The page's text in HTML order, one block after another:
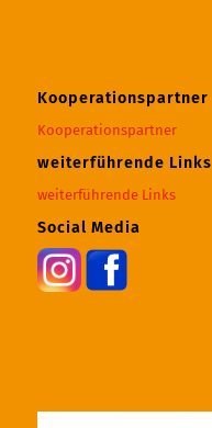
Kooperationspartner
Kooperationspartner
weiterführende Links
weiterführende Links
Social Media